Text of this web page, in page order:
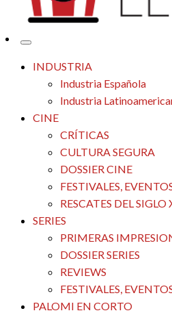
El Palomitrón
Tu espacio de la industria de cine
INDUSTRIA
Industria Española
Industria
CINE
CRÍTICAS
CULTURA SEGURA
DOSSIER CINE
FESTIVALES,
RESCATES DEL SIGLO
SERIES
PRIMERAS
DOSSIER SERIES
REVIEWS
FESTIVALES,
PALOMI EN CORTO